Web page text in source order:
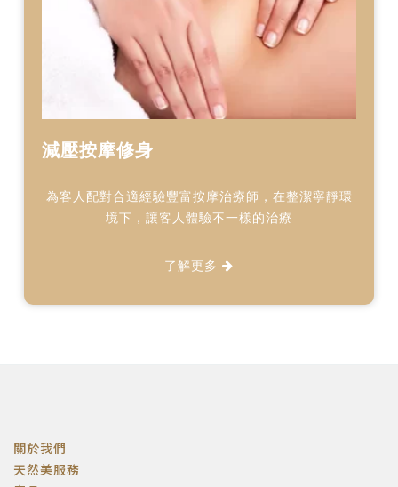
減壓按摩修身
為客人配對合適經驗豐富按摩治療師，在整潔寧靜環
境下，讓客人體驗不一樣的治療
了解更多
關於我們
天然美服務